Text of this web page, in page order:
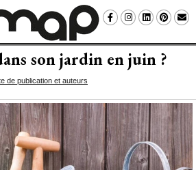
son jardin en juin ?
de publication et auteurs